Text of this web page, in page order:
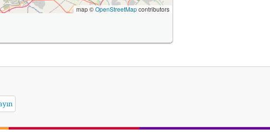
map ©OpenStreetMapcontributors